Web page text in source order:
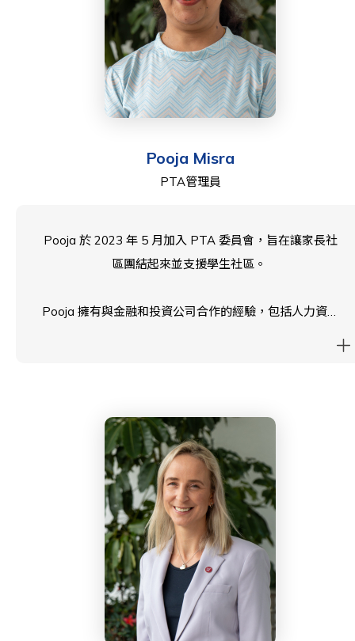
Pooja Misra
PTA管理員
Pooja 於 2023 年 5 月加入 PTA 委員會，旨在讓家長社
區團結起來並支援學生社區。
Pooja 擁有與金融和投資公司合作的經驗，包括人力資源
在空閒時間，她喜歡探索香港、與朋友交往、烹飪新菜式
和聽音樂。